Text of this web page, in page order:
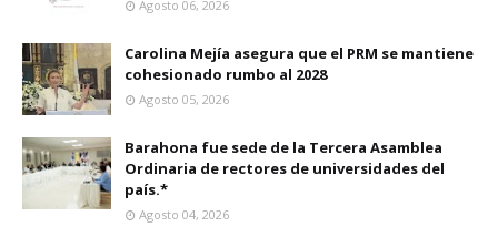
Agosto 06, 2026
Carolina Mejía asegura que el PRM se mantiene
cohesionado rumbo al 2028
Agosto 05, 2026
Barahona fue sede de la Tercera Asamblea
Ordinaria de rectores de universidades del
país.*
Agosto 04, 2026